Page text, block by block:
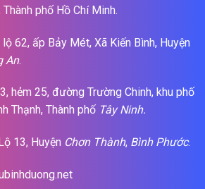
Thành phố Hồ Chí Minh.
62, ấp Bảy Mét, Xã Kiến Bình, Huyện
An.
hẻm 25, đường Trường Chinh, khu phố
Thạnh, Thành phố Tây Ninh.
13, Huyện Chơn Thành, Bình Phước.